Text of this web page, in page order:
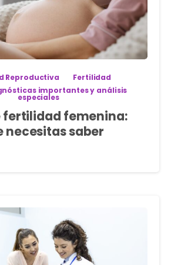
Reproductiva
Fertilidad
importantes y análisis
especiales
fertilidad femenina:
necesitas saber